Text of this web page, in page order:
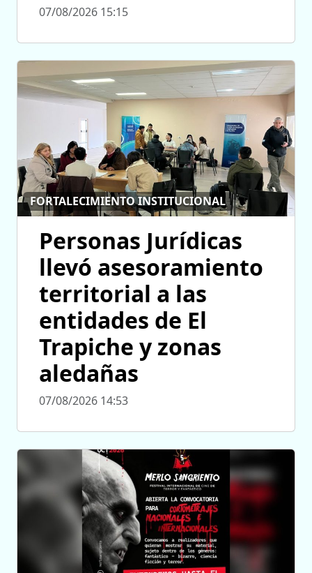
07/08/2026 15:15
FORTALECIMIENTO INSTITUCIONAL
Personas Jurídicas
llevó asesoramiento
territorial a las
entidades de El
Trapiche y zonas
aledañas
07/08/2026 14:53